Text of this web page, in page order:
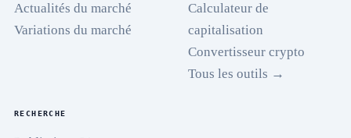
Actualités du marché
Variations du marché
Calculateur de
capitalisation
Convertisseur crypto
Tous les outils →
RECHERCHE